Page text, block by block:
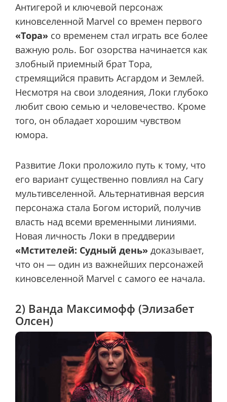
Антигерой и ключевой персонаж
киновселенной Marvel со времен первого
«Тора» со временем стал играть все более
важную роль. Бог озорства начинается как
злобный приемный брат Тора,
стремящийся править Асгардом и Землей.
Несмотря на свои злодеяния, Локи глубоко
любит свою семью и человечество. Кроме
того, он обладает хорошим чувством
юмора.
Развитие Локи проложило путь к тому, что
его вариант существенно повлиял на Сагу
мультивселенной. Альтернативная версия
персонажа стала Богом историй, получив
власть над всеми временными линиями.
Новая личность Локи в преддверии
«Мстителей: Судный день» доказывает,
что он — один из важнейших персонажей
киновселенной Marvel с самого ее начала.
2) Ванда Максимофф (Элизабет
Олсен)